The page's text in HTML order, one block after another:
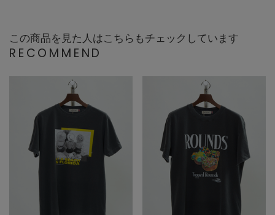
この商品を見た人はこちらもチェックしています
RECOMMEND